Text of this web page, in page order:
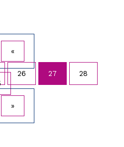
«
26 27
28
»